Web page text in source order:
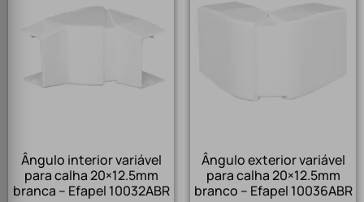
Ângulo interior variável
para calha 20×12.5mm
branca – Efapel 10032ABR
Ângulo exterior variável
para calha 20×12.5mm
branco – Efapel 10036ABR